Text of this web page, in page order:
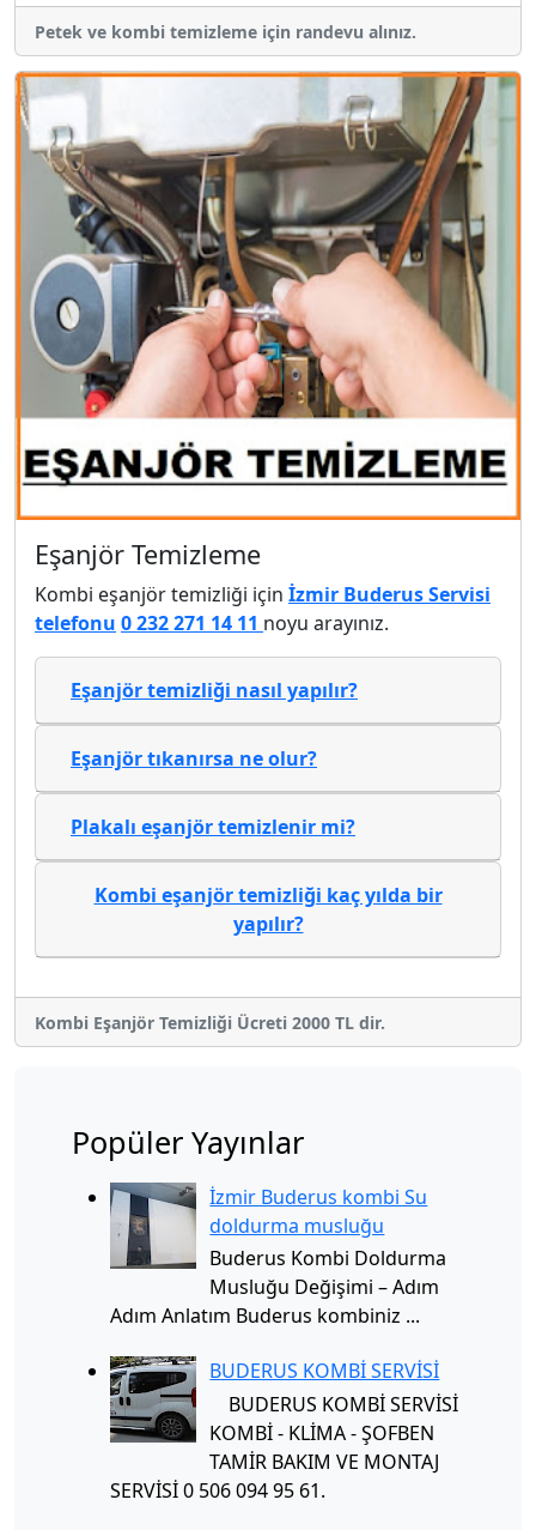
Petek ve kombi temizleme için randevu alınız.
Eşanjör Temizleme
Kombi eşanjör temizliği için İzmir Buderus Servisi
telefonu 0 232 271 14 11 noyu arayınız.
Eşanjör temizliği nasıl yapılır?
Eşanjör tıkanırsa ne olur?
Plakalı eşanjör temizlenir mi?
Kombi eşanjör temizliği kaç yılda bir
yapılır?
Kombi Eşanjör Temizliği Ücreti 2000 TL dir.
Popüler Yayınlar
İzmir Buderus kombi Su
doldurma musluğu
Buderus Kombi Doldurma
Musluğu Değişimi – Adım
Adım Anlatım Buderus kombiniz ...
BUDERUS KOMBİ SERVİSİ
BUDERUS KOMBİ SERVİSİ
KOMBİ - KLİMA - ŞOFBEN
TAMİR BAKIM VE MONTAJ
SERVİSİ 0 506 094 95 61.